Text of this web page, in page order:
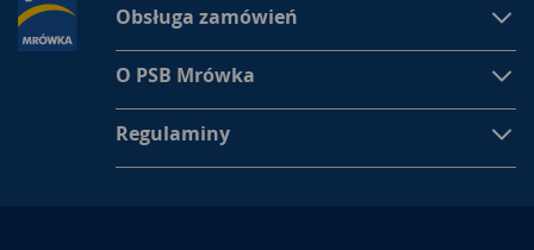
Obsługa zamówień
O PSB Mrówka
Regulaminy